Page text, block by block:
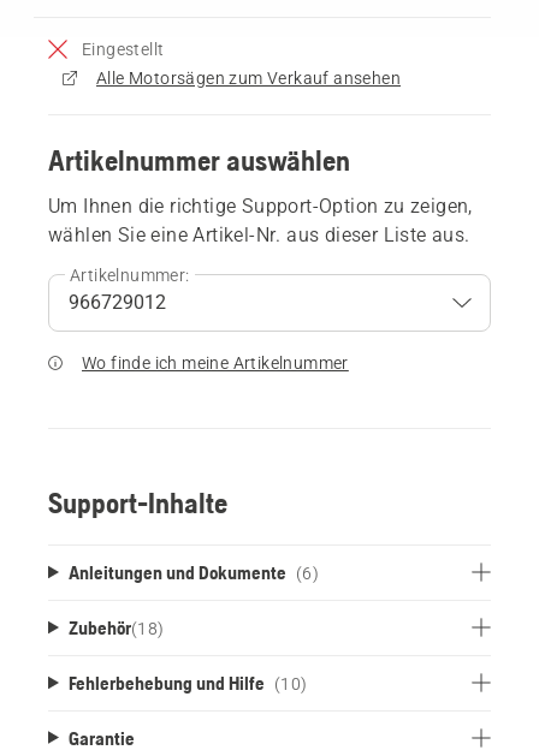
Eingestellt
Alle Motorsägen zum Verkauf ansehen
Artikelnummer auswählen
Um Ihnen die richtige Support-Option zu zeigen,
wählen Sie eine Artikel-Nr. aus dieser Liste aus.
Artikelnummer:
Wo finde ich meine Artikelnummer
Support-Inhalte
Anleitungen und Dokumente (6)
Zubehör(18)
Fehlerbehebung und Hilfe (10)
Garantie